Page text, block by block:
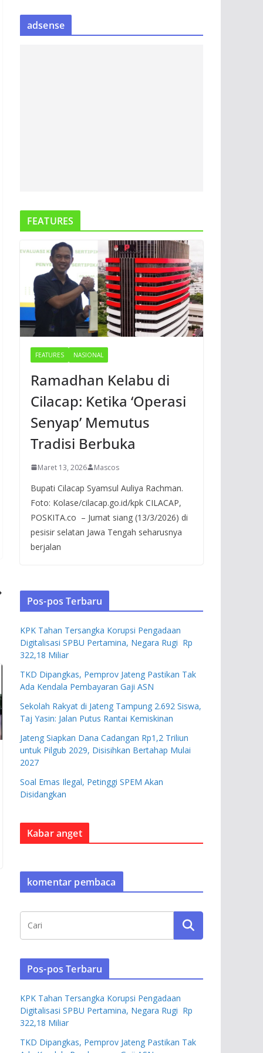
S
adsense
FEATURES
FEATURES NASIONAL
Ramadhan Kelabu di
Cilacap: Ketika ‘Operasi
Senyap’ Memutus
Tradisi Berbuka
Maret 13, 2026 Mascos
Bupati Cilacap Syamsul Auliya Rachman.
Foto: Kolase/cilacap.go.id/kpk CILACAP,
POSKITA.co – Jumat siang (13/3/2026) di
pesisir selatan Jawa Tengah seharusnya
berjalan
Pos-pos Terbaru
KPK Tahan Tersangka Korupsi Pengadaan
Digitalisasi SPBU Pertamina, Negara Rugi Rp
322,18 Miliar
TKD Dipangkas, Pemprov Jateng Pastikan Tak
Ada Kendala Pembayaran Gaji ASN
Sekolah Rakyat di Jateng Tampung 2.692 Siswa,
Taj Yasin: Jalan Putus Rantai Kemiskinan
Jateng Siapkan Dana Cadangan Rp1,2 Triliun
untuk Pilgub 2029, Disisihkan Bertahap Mulai
2027
Soal Emas Ilegal, Petinggi SPEM Akan
Disidangkan
Kabar anget
komentar pembaca
Pos-pos Terbaru
KPK Tahan Tersangka Korupsi Pengadaan
Digitalisasi SPBU Pertamina, Negara Rugi Rp
322,18 Miliar
TKD Dipangkas, Pemprov Jateng Pastikan Tak